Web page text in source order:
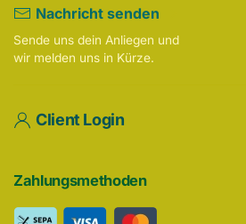
Nachricht senden
Sende uns dein Anliegen und
wir melden uns in Kürze.
Client Login
Zahlungsmethoden